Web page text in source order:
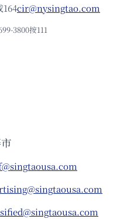
164cir@nysingtao.com
3800按111